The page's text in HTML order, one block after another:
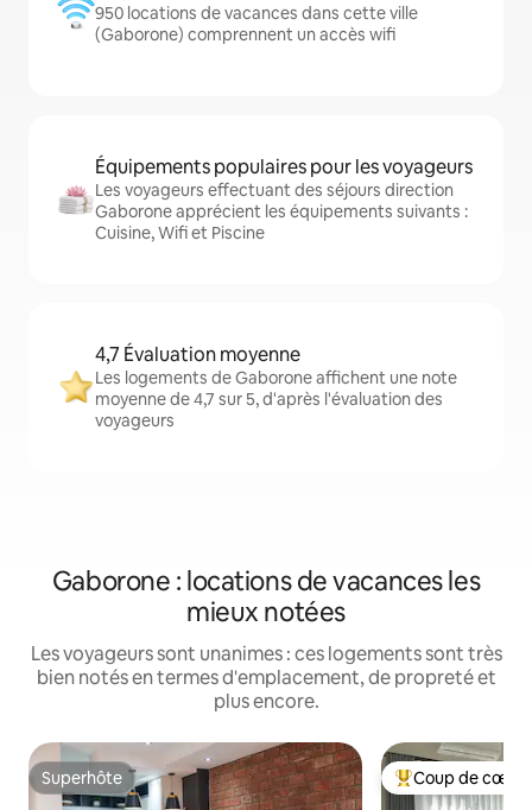
950 locations de vacances dans cette ville
(Gaborone) comprennent un accès wifi
Équipements populaires pour les voyageurs
Les voyageurs effectuant des séjours direction
Gaborone apprécient les équipements suivants :
Cuisine, Wifi et Piscine
4,7 Évaluation moyenne
Les logements de Gaborone affichent une note
moyenne de 4,7 sur 5, d'après l'évaluation des
voyageurs
Gaborone : locations de vacances les
mieux notées
Les voyageurs sont unanimes : ces logements sont très
bien notés en termes d'emplacement, de propreté et
plus encore.
Superhôte
Superhôte Coups de cœur
Coup de cœur